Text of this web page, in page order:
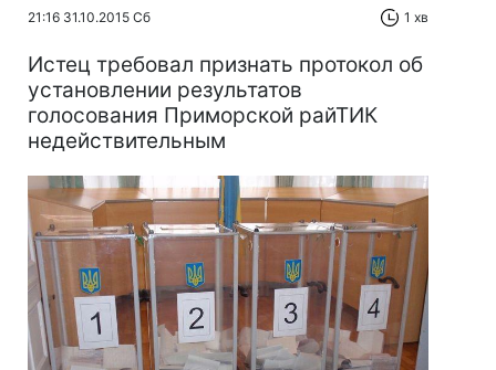
21:16 31.10.2015 Сб 1 хв
Истец требовал признать протокол об
установлении результатов
голосования Приморской райТИК
недействительным